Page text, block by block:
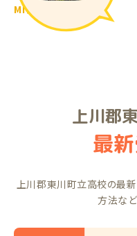
MIちゃん（中2）
上川郡
最
上川郡東川町立高校の最新
方法など